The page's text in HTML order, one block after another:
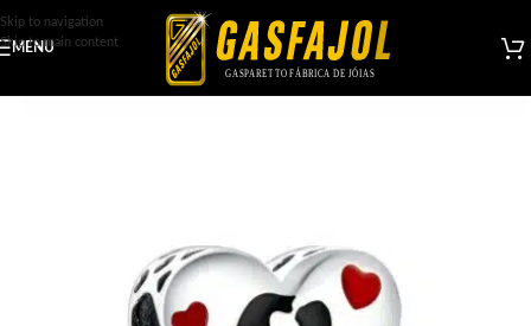
Skip to navigation
Skip to main content
MENU